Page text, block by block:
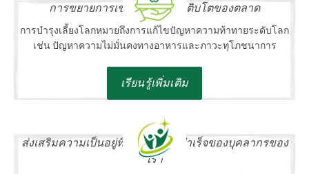
การขยายการเข้าถึงและการเติบโตของตลาด
การบำรุงเลี้ยงโลกหมายถึงการแก้ไขปัญหาความท้าทายระดับโลก
เช่น ปัญหาความไม่มั่นคงทางอาหารและภาวะทุโภชนาการ
เรียนรู้เพิ่มเติม
ส่งเสริมความเป็นอยู่ที่ดีและความสำเร็จของบุคลากรของ
เรา